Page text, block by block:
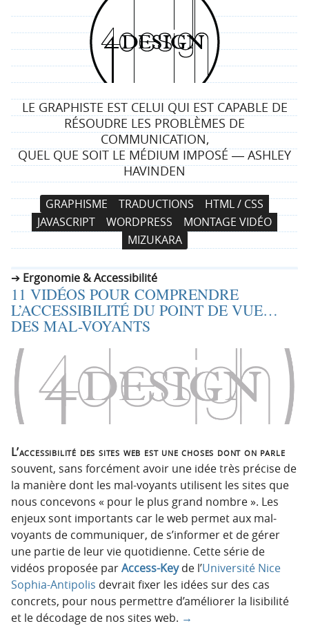
4
d
e
s
i
g
n
LE GRAPHISTE EST CELUI QUI EST CAPABLE DE
RÉSOUDRE LES PROBLÈMES DE
COMMUNICATION,
QUEL QUE SOIT LE MÉDIUM IMPOSÉ ― ASHLEY
HAVINDEN
N
a
v
i
a
t
i
o
p
i
p
a
l
e
A
l
l
e
a
u
c
o
n
GRAPHISME TRADUCTIONS
HTML / CSS
JAVASCRIPT
WORDPRESS
MONTAGE VIDÉO
MIZUKARA
Ergonomie & Accessibilité
11 VIDÉOS POUR COMPRENDRE
L’ACCESSIBILITÉ DU POINT DE VUE…
DES MAL-VOYANTS
L’accessibilité des sites web est une choses dont on parle
souvent, sans forcément avoir une idée très précise de
la manière dont les mal-voyants utilisent les sites que
nous concevons « pour le plus grand nombre ». Les
enjeux sont importants car le web permet aux mal-
voyants de communiquer, de s’informer et de gérer
une partie de leur vie quotidienne. Cette série de
vidéos proposée parAccess-Keyde l’Université Nice
Sophia-Antipolis devrait fixer les idées sur des cas
concrets, pour nous permettre d’améliorer la lisibilité
et le décodage de nos sites web. →